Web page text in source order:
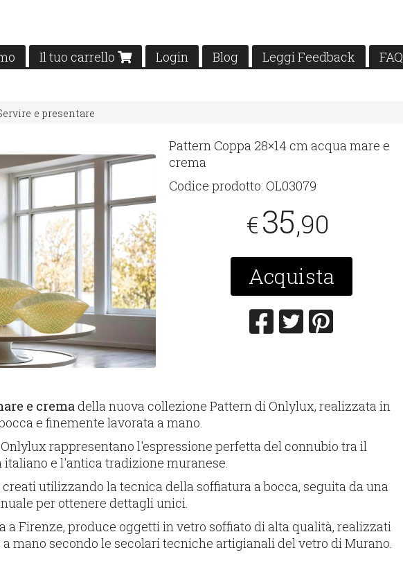
Il tuo carrello Login Blog Leggi Feedback FAQ
e presentare
Pattern Coppa 28×14 cm acqua mare e
crema
Codice prodotto:OL03079
€35,90
Acquista
e crema della nuova collezione Pattern di Onlylux, realizzata in
e finemente lavorata a mano.
rappresentano l'espressione perfetta del connubio tra il
e l'antica tradizione muranese.
utilizzando la tecnica della soffiatura a bocca, seguita da una
per ottenere dettagli unici.
a Firenze, produce oggetti in vetro soffiato di alta qualità, realizzati
mano secondo le secolari tecniche artigianali del vetro di Murano.